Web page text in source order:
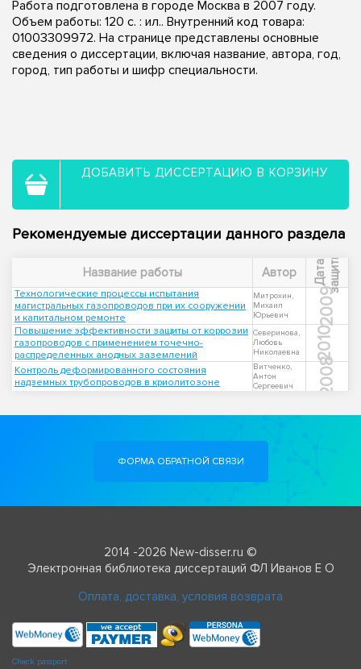
Работа подготовлена в городе Москва в 2007 году.
Объем работы: 120 с. : ил.. Внутренний код товара:
01003309972. На странице представлены основные
сведения о диссертации, включая название, автора, год,
город, тип работы и шифр специальности.
ДОБАВИТЬ ДИССЕРТАЦИЮ В КОРЗИНУ
Рекомендуемые диссертации данного раздела
Название работы Автор Д
а
т
а
з
а
щ
и
т ы
Технологические процессы испытания
магистральных газопроводов при их сооружении
и капитальном ремонте
Митрохин,
Михаил
Юрьевич
2009
Повышение эффективности защиты от коррозии
газопроводов с применением точечно-
распределенных анодных заземлений
Северинова,
Любовь
Николаевна
2010
Контроль деформированного состояния
надземных трубопроводов в криолитозоне
Витченко,
Антон
Сергеевич
2008
ФОРМА ОБРАТНОЙ СВЯЗИ
2014 -2026 New-disser.ru ©
Электронная библиотека диссертаций ФЛ Иванов Е О
Оплата, доставка, условия возврата
Check passport